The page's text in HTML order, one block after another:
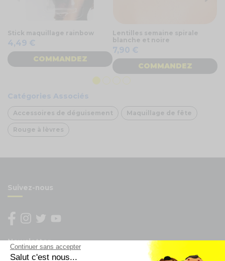
Continuer sans accepter
Salut c'est nous...
Stick maquillage rainbow
4,49 €
COMMANDEZ
Lentilles semaine spirale
blanche et noire
7,90 €
COMMANDEZ
Catégories Associés
Accessoires de déguisement Maquillage de fête
Rouge à lèvres
Suivez-nous
Newsletter